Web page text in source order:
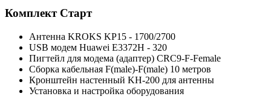
Комплект Старт
Антенна KROKS KP15 - 1700/2700
USB модем Huawei E3372H - 320
Пигтейл для модема (адаптер) CRC9-F-Female
Сборка кабельная F(male)-F(male) 10 метров
Кронштейн настенный KH-200 для антенны
Установка и настройка оборудования